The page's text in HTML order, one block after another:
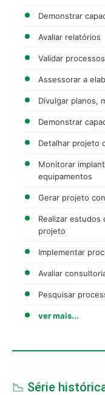
Demonstrar
Avaliar relatórios
Validar processos
Assessorar a
Divulgar planos,
Demonstrar
Detalhar projeto
Monitorar
equipamentos
Gerar projeto
Realizar estudos
projeto
Implementar
Avaliar
Pesquisar
ver mais...
📉 Série